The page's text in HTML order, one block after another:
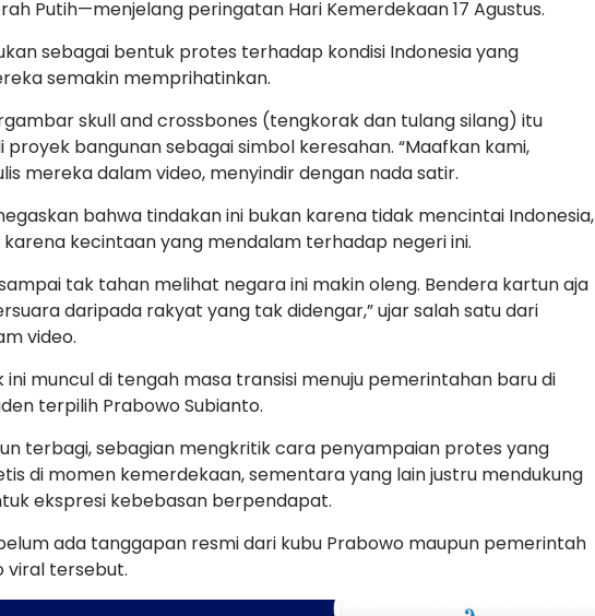
Putih—menjelang peringatan Hari Kemerdekaan 17 Agustus.
sebagai bentuk protes terhadap kondisi Indonesia yang
semakin memprihatinkan.
skull and crossbones (tengkorak dan tulang silang) itu
proyek bangunan sebagai simbol keresahan. “Maafkan kami,
mereka dalam video, menyindir dengan nada satir.
bahwa tindakan ini bukan karena tidak mencintai Indonesia,
kecintaan yang mendalam terhadap negeri ini.
tak tahan melihat negara ini makin oleng. Bendera kartun aja
daripada rakyat yang tak didengar,” ujar salah satu dari
video.
ini muncul di tengah masa transisi menuju pemerintahan baru di
terpilih Prabowo Subianto.
terbagi, sebagian mengkritik cara penyampaian protes yang
di momen kemerdekaan, sementara yang lain justru mendukung
ekspresi kebebasan berpendapat.
ada tanggapan resmi dari kubu Prabowo maupun pemerintah
viral tersebut.